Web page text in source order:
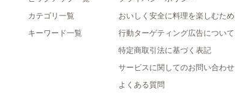
カテゴリ一覧
キーワード一覧
おいしく安全に料理を楽しむため
行動ターゲティング広告について
特定商取引法に基づく表記
サービスに関してのお問い合わせ
よくある質問